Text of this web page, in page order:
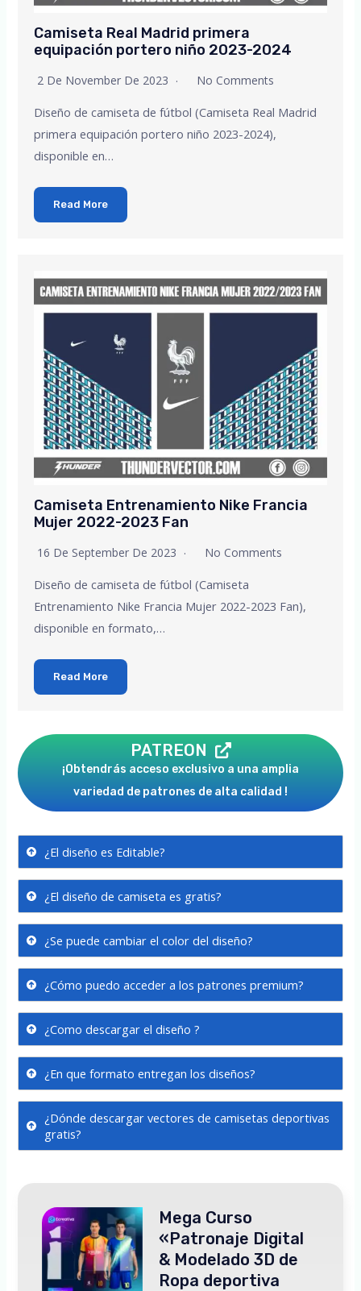
Camiseta Real Madrid primera
equipación portero niño 2023-2024
2 De November De 2023 No Comments
Diseño de camiseta de fútbol (Camiseta Real Madrid
primera equipación portero niño 2023-2024),
disponible en…
Read More
Camiseta Entrenamiento Nike Francia
Mujer 2022-2023 Fan
16 De September De 2023 No Comments
Diseño de camiseta de fútbol (Camiseta
Entrenamiento Nike Francia Mujer 2022-2023 Fan),
disponible en formato,…
Read More
PATREON
¡Obtendrás acceso exclusivo a una amplia
variedad de patrones de alta calidad !
¿El diseño es Editable?
¿El diseño de camiseta es gratis?
¿Se puede cambiar el color del diseño?
¿Cómo puedo acceder a los patrones premium?
¿Como descargar el diseño ?
¿En que formato entregan los diseños?
¿Dónde descargar vectores de camisetas deportivas
gratis?
Mega Curso
«Patronaje Digital
& Modelado 3D de
Ropa deportiva